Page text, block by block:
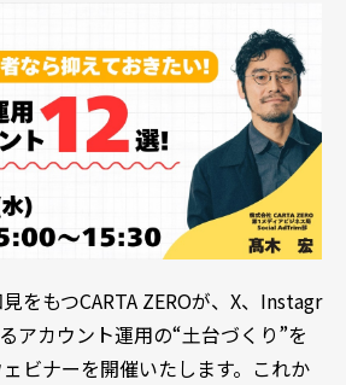
をもつCARTA ZEROが、 X、 Instagr
アカウント運用の“土台づくり”を
ビナーを開催いたします。これか